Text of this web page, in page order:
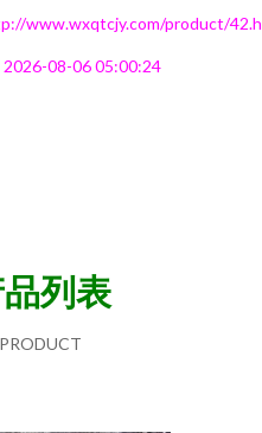
www.wxqtcjy.com/product/
08-06 05:00:24
列表
PRODUCT